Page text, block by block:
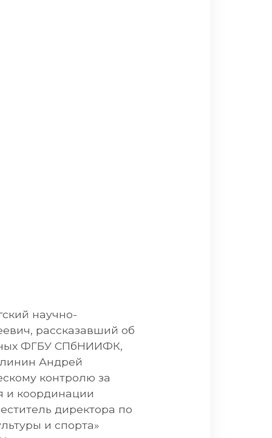
научно-
рассказавший об
ФГБУ СПбНИИФК,
Андрей
контролю за
и координации
директора по
и спорта»